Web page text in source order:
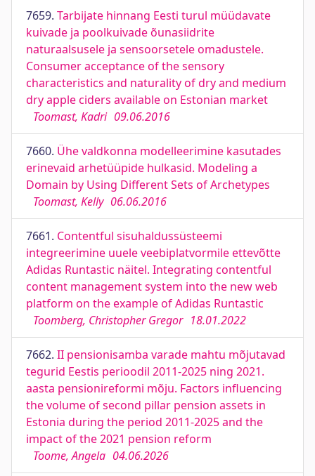
7659. Tarbijate hinnang Eesti turul müüdavate
kuivade ja poolkuivade õunasiidrite
naturaalsusele ja sensoorsetele omadustele.
Consumer acceptance of the sensory
characteristics and naturality of dry and medium
dry apple ciders available on Estonian market
Toomast, Kadri 09.06.2016
7660. Ühe valdkonna modelleerimine kasutades
erinevaid arhetüüpide hulkasid. Modeling a
Domain by Using Different Sets of Archetypes
Toomast, Kelly 06.06.2016
7661. Contentful sisuhaldussüsteemi
integreerimine uuele veebiplatvormile ettevõtte
Adidas Runtastic näitel. Integrating contentful
content management system into the new web
platform on the example of Adidas Runtastic
Toomberg, Christopher Gregor 18.01.2022
7662. II pensionisamba varade mahtu mõjutavad
tegurid Eestis perioodil 2011-2025 ning 2021.
aasta pensionireformi mõju. Factors influencing
the volume of second pillar pension assets in
Estonia during the period 2011-2025 and the
impact of the 2021 pension reform
Toome, Angela 04.06.2026